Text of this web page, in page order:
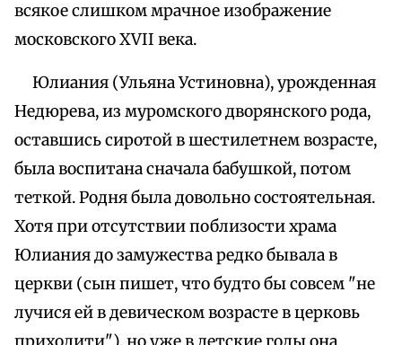
всякое слишком мрачное изображение
московского XVII века.
Юлиания (Ульяна Устиновна), урожденная
Недюрева, из муромского дворянского рода,
оставшись сиротой в шестилетнем возрасте,
была воспитана сначала бабушкой, потом
теткой. Родня была довольно состоятельная.
Хотя при отсутствии поблизости храма
Юлиания до замужества редко бывала в
церкви (сын пишет, что будто бы совсем "не
лучися ей в девическом возрасте в церковь